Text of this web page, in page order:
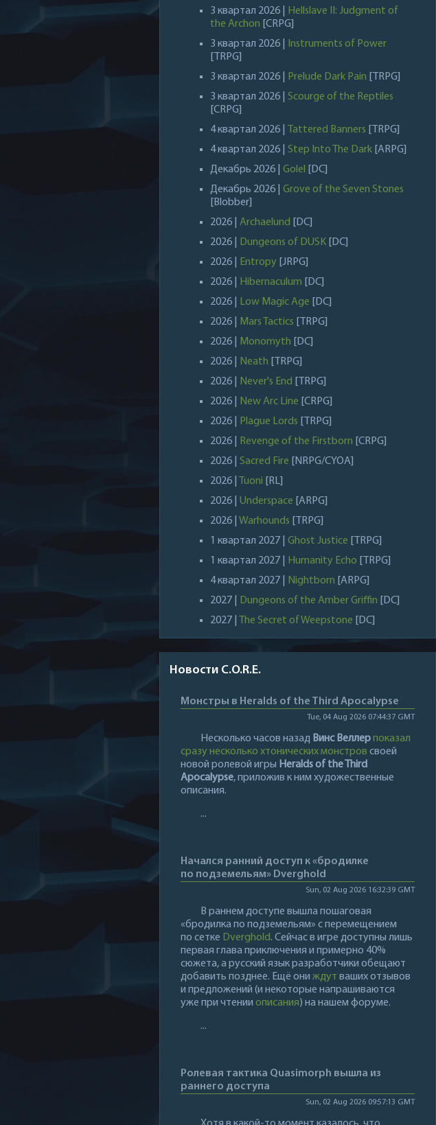
3 квартал 2026 |
Hellslave II: Judgment of
the Archon [CRPG]
3 квартал 2026 |
Instruments of Power
[TRPG]
3 квартал 2026 |
Prelude Dark Pain
[TRPG]
3 квартал 2026 | Scourge of the Reptiles
[CRPG]
4 квартал 2026 |
Tattered Banners
[TRPG]
4 квартал 2026 | Step Into The Dark [ARPG]
Декабрь 2026 |Golel
[DC]
Декабрь 2026 |Grove of the Seven Stones
[Blobber]
2026 |Archaelund
[DC]
2026 |
Dungeons of DUSK
[DC]
2026 |
Entropy [JRPG]
2026 |
Hibernaculum
[DC]
2026 |
Low Magic Age
[DC]
2026 |
Mars Tactics
[TRPG]
2026 |
Monomyth
[DC]
2026 |
Neath
[TRPG]
2026 |
Never's End
[TRPG]
2026 |
New Arc Line [CRPG]
2026 |
Plague Lords
[TRPG]
2026 |
Revenge of the Firstborn [CRPG]
2026 | Sacred Fire
[NRPG/CYOA]
2026 |
Tuoni
[RL]
2026 |Underspace [ARPG]
2026 |Warhounds
[TRPG]
1 квартал 2027 |Ghost Justice
[TRPG]
1 квартал 2027 |
Humanity Echo
[TRPG]
4 квартал 2027 |
Nightborn [ARPG]
2027 |
Dungeons of the Amber Griffin
[DC]
2027 |
The Secret of Weepstone [DC]
Новости C.O.R.E.
Монстры в Heralds of the Third Apocalypse
Tue, 04 Aug 2026 07:44:37 GMT
Несколько часов назад Винс Веллер показал
сразу несколько хтонических монстров своей
новой ролевой игры Heralds of the Third
Apocalypse, приложив к ним художественные
описания.
...
Начался ранний доступ к «бродилке
по подземельям» Dverghold
Sun, 02 Aug 2026 16:32:39 GMT
В раннем доступе вышла пошаговая
«бродилка по подземельям» с перемещением
по сетке Dverghold. Сейчас в игре доступны лишь
первая глава приключения и примерно 40%
сюжета, а русский язык разработчики обещают
добавить позднее. Ещё они ждут ваших отзывов
и предложений (и некоторые напрашиваются
уже при чтении описания) на нашем форуме.
...
Ролевая тактика Quasimorph вышла из
раннего доступа
Sun, 02 Aug 2026 09:57:13 GMT